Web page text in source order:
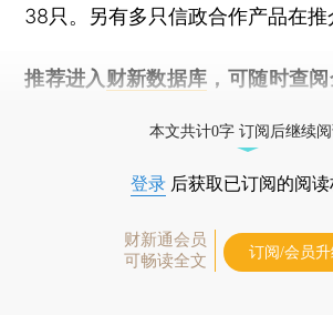
38只。另有多只信政合作产品在推
推荐进入 财新数据库 ，可随时查
本文共计0字 订阅后继续
登录 后获取已订阅的阅读
财新通会员
可畅读全文
订阅/会员升